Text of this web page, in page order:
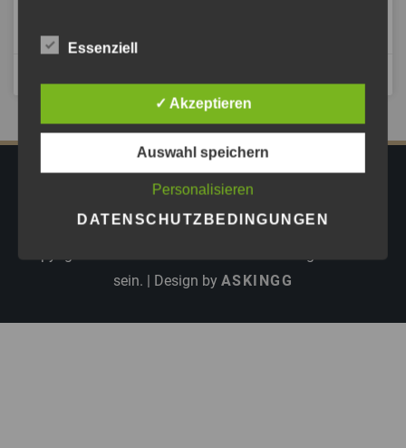
IMPRESSUM DATENSCHUTZ
PRESSE
sein. | Design by ASKINGG
Essenziell
✓ Akzeptieren
Auswahl speichern
Personalisieren
DATENSCHUTZBEDINGUNGEN